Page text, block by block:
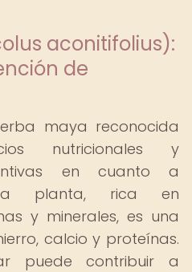
aconitifolius):
de
maya reconocida
nutricionales y
en cuanto a
planta, rica en
y minerales, es una
calcio y proteínas.
puede contribuir a